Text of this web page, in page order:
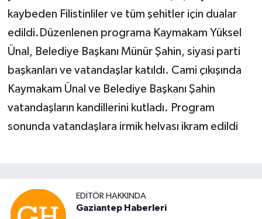
kaybeden Filistinliler ve tüm şehitler için dualar
edildi.Düzenlenen programa Kaymakam Yüksel
Ünal, Belediye Başkanı Münür Şahin, siyasi parti
başkanları ve vatandaşlar katıldı. Cami çıkışında
Kaymakam Ünal ve Belediye Başkanı Şahin
vatandaşların kandillerini kutladı. Program
sonunda vatandaşlara irmik helvası ikram edildi
EDITÖR HAKKINDA
Gaziantep Haberleri